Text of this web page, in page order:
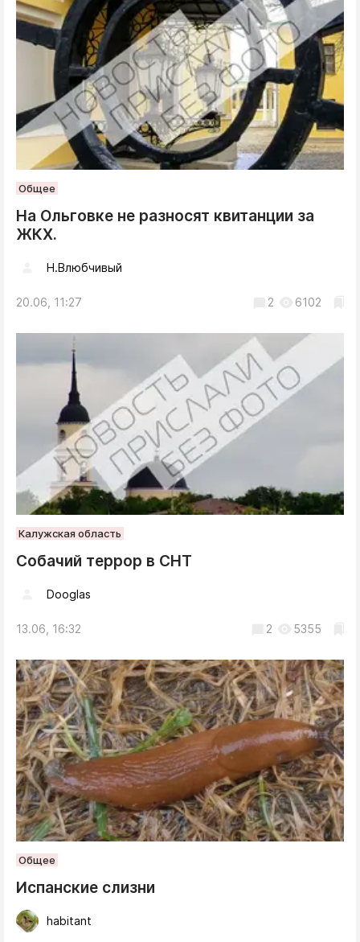
Общее
На Ольговке не разносят квитанции за
ЖКХ.
Н.Влюбчивый
20.06, 11:27 2 6102
Калужская область
Собачий террор в СНТ
Dooglas
13.06, 16:32 2 5355
Общее
Испанские слизни
habitant